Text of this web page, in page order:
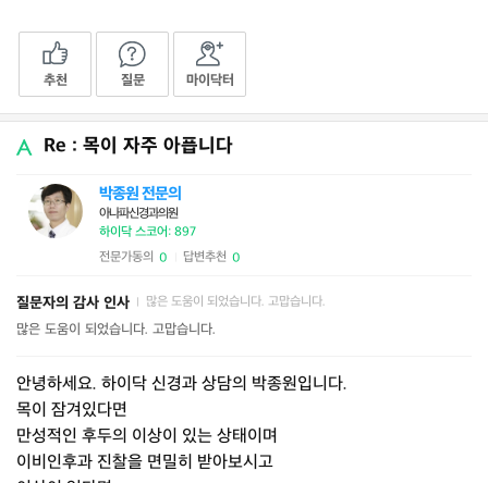
추천 질문 마이닥터
Re : 목이 자주 아픕니다
박종원 전문의
아나파신경과의원
하이닥 스코어: 897
전문가동의 0 답변추천 0
질문자의 감사 인사 많은 도움이 되었습니다. 고맙습니다.
많은 도움이 되었습니다. 고맙습니다.
안녕하세요. 하이닥 신경과 상담의 박종원입니다.
목이 잠겨있다면
만성적인 후두의 이상이 있는 상태이며
이비인후과 진찰을 면밀히 받아보시고